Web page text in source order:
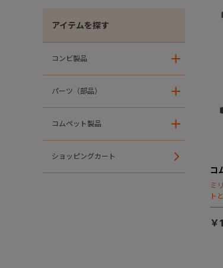
アイテムを探す
コンビ製品
パーツ（部品）
コムペット製品
ショッピングカート
コ
ミ
ト